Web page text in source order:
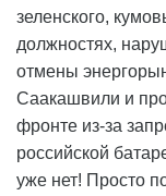
зеленского,
должностях,
отмены
Саакашвили и
фронте из-за
российской
уже нет! Просто